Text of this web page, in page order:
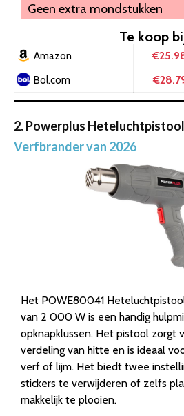
Geen extra mondstukken
Te koop
Amazon
Bol.com
2. Powerplus Heteluchtpistool
Verfbrander van 2026
Het POWE80041
van 2 000 W is een handig
opknapklussen. Het pistool zorgt
verdeling van hitte en is ideaal
verf of lijm. Het biedt twee
stickers te verwijderen of zelfs
makkelijk te plooien.